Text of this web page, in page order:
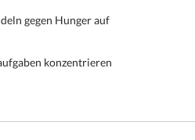
gegen Hunger auf
konzentrieren